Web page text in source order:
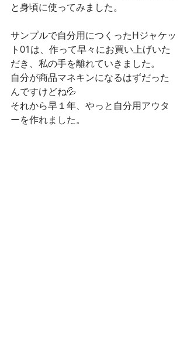
と身頃に使ってみました。
サンプルで自分用につくったHジャケッ
ト01は、作って早々にお買い上げいた
だき、私の手を離れていきました。
自分が商品マネキンになるはずだった
んですけどね💦
それから早１年、やっと自分用アウタ
ーを作れました。